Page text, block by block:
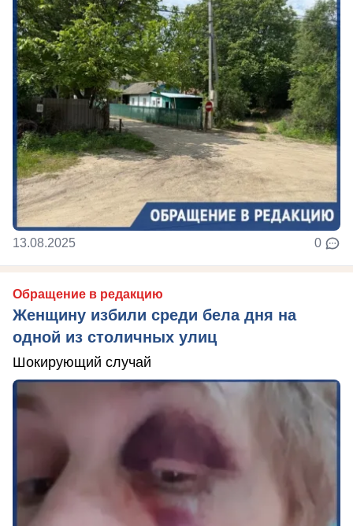
13.08.2025 0
Обращение в редакцию
Женщину избили среди бела дня на
одной из столичных улиц
Шокирующий случай